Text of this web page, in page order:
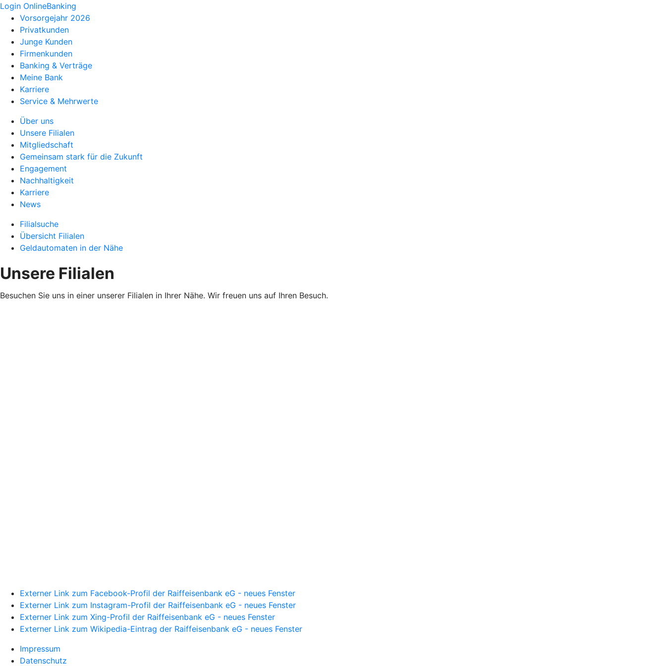
Login OnlineBanking
Vorsorgejahr 2026
Privatkunden
Junge Kunden
Firmenkunden
Banking & Verträge
Meine Bank
Karriere
Service & Mehrwerte
Über uns
Unsere Filialen
Mitgliedschaft
Gemeinsam stark für die Zukunft
Engagement
Nachhaltigkeit
Karriere
News
Filialsuche
Übersicht Filialen
Geldautomaten in der Nähe
Unsere Filialen
Besuchen Sie uns in einer unserer Filialen in Ihrer Nähe. Wir freuen uns auf Ihren Besuch.
Externer Link zum Facebook-Profil der Raiffeisenbank eG - neues Fenster
Externer Link zum Instagram-Profil der Raiffeisenbank eG - neues Fenster
Externer Link zum Xing-Profil der Raiffeisenbank eG - neues Fenster
Externer Link zum Wikipedia-Eintrag der Raiffeisenbank eG - neues Fenster
Impressum
Datenschutz